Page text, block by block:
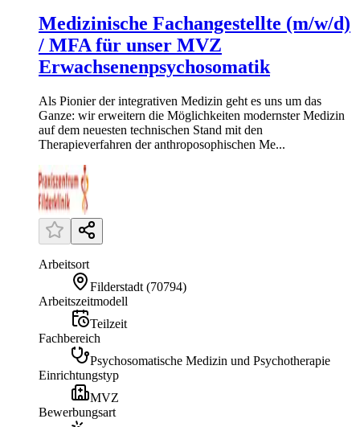
Medizinische Fachangestellte (m/w/d)
/ MFA für unser MVZ
Erwachsenenpsychosomatik
Als Pionier der integrativen Medizin geht es uns um das
Ganze: wir erweitern die Möglichkeiten modernster Medizin
auf dem neuesten technischen Stand mit den
Therapieverfahren der anthroposophischen Me...
Arbeitsort
Filderstadt (70794)
Arbeitszeitmodell
Teilzeit
Fachbereich
Psychosomatische Medizin und Psychotherapie
Einrichtungstyp
MVZ
Bewerbungsart